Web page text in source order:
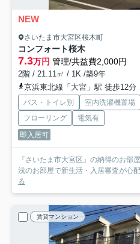
NEW
さいたま市大宮区桜木町
コンフォート桜木
7.3万円 管理/共益費2,000円
2階 / 21.11㎡ / 1K /築9年
京浜東北線「大宮」駅 徒歩12分
バス・トイレ別 室内洗濯機置場
フローリング
電気有
即入居可
『さいたま市大宮区』の納得のお部
浅のお部屋で新生活・入居審査が心
る
賃貸マンション